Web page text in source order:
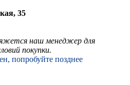
35
наш менеджер для
покупки.
попробуйте позднее